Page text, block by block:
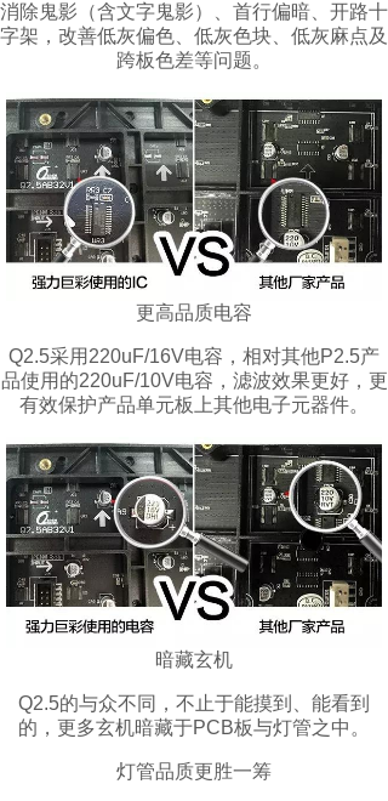
消除鬼影（含文字鬼影）、首行偏暗、开路十
字架，改善低灰偏色、低灰色块、低灰麻点及
跨板色差等问题。
更高品质电容
Q2.5采用220uF/16V电容，相对其他P2.5产
品使用的220uF/10V电容，滤波效果更好，更
有效保护产品单元板上其他电子元器件。
暗藏玄机
Q2.5的与众不同，不止于能摸到、能看到
的，更多玄机暗藏于PCB板与灯管之中。
灯管品质更胜一筹